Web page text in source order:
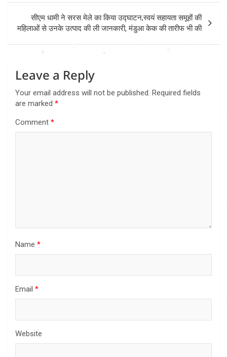
सीएम धामी ने सरस मेले का किया उद्घाटन,स्वयं सहायता समूहों की
महिलाओं से उनके उत्पाद की ली जानकारी, मंडुआ केक की तारीफ भी की
Leave a Reply
Your email address will not be published. Required fields
are marked *
Comment *
Name *
Email *
Website